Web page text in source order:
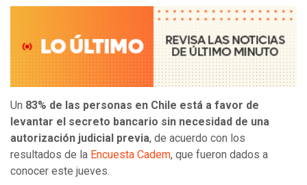
Un 83% de las personas en Chile está a favor de
levantar el secreto bancario sin necesidad de una
autorización judicial previa, de acuerdo con los
resultados de la Encuesta Cadem, que fueron dados a
conocer este jueves.